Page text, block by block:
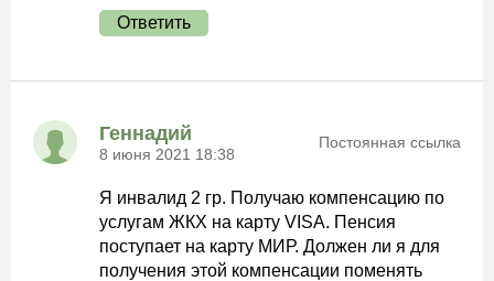
Ответить
Геннадий
8 июня 2021 18:38
Постоянная ссылка
Я инвалид 2 гр. Получаю компенсацию по
услугам ЖКХ на карту VISA. Пенсия
поступает на карту МИР. Должен ли я для
получения этой компенсации поменять